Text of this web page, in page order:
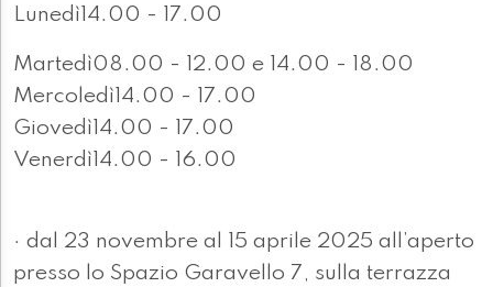
Lunedì14.00 - 17.00
Martedì08.00 - 12.00 e 14.00 - 18.00
Mercoledì14.00 - 17.00
Giovedì14.00 - 17.00
Venerdì14.00 - 16.00
· dal 23 novembre al 15 aprile 2025 all’aperto
presso lo Spazio Garavello 7, sulla terrazza